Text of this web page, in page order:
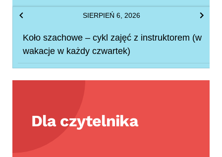
SIERPIEŃ 6, 2026
Koło szachowe – cykl zajęć z instruktorem (w
wakacje w każdy czwartek)
Dla czytelnika